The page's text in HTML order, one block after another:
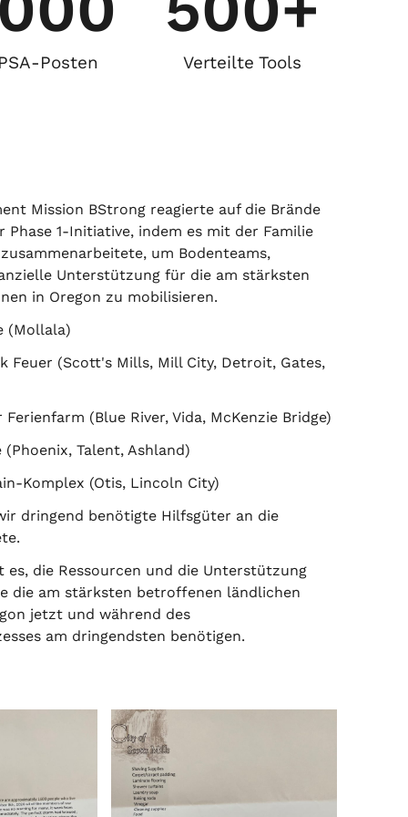
Posten Verteilte Tools
Mission BStrong reagierte auf die Brände
Phase 1-Initiative, indem es mit der Familie
um Bodenteams,
Unterstützung für die am stärksten
in Oregon zu mobilisieren.
(Mollala)
Feuer (Scott's Mills, Mill City, Detroit, Gates,
Ferienfarm (Blue River, Vida, McKenzie Bridge)
(Phoenix, Talent, Ashland)
Komplex (Otis, Lincoln City)
dringend benötigte Hilfsgüter an die
es, die Ressourcen und die Unterstützung
die am stärksten betroffenen ländlichen
jetzt und während des
am dringendsten benötigen.